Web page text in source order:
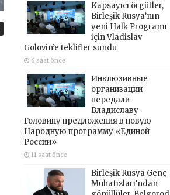
Kapsayıcı örgütler,
Birleşik Rusya’nın
yeni Halk Programı
için Vladislav
Golovin’e teklifler sundu
6 saat önce
Инклюзивные
организации
передали
Владиславу
Головину предложения в новую
Народную программу «Единой
России»
11 saat önce
Birleşik Rusya Genç
Muhafızları’ndan